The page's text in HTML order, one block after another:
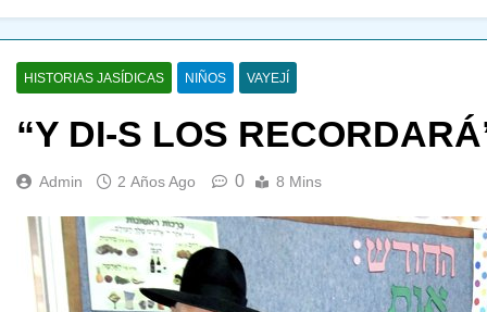
HISTORIAS JASÍDICAS NIÑOS VAYEJÍ
“Y DI-S LOS
Admin 2 Años Ago 0 8 Mins